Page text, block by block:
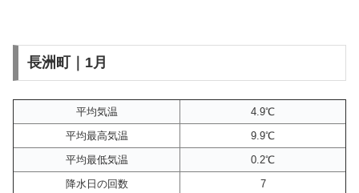
長洲町｜1月
平均気温
4.9℃
平均最高気温
9.9℃
平均最低気温
0.2℃
降水日の回数
7